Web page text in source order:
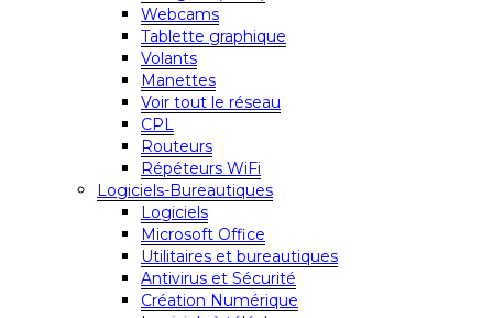
Webcams
Tablette graphique
Volants
Manettes
Voir tout le réseau
CPL
Routeurs
Répéteurs WiFi
Logiciels-Bureautiques
Logiciels
Microsoft Office
Utilitaires et bureautiques
Antivirus et Sécurité
Création Numérique